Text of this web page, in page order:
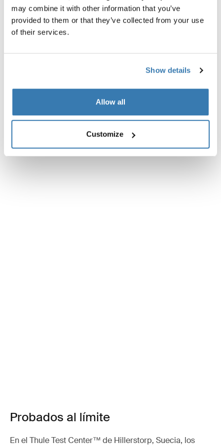
may combine it with other information that you’ve
provided to them or that they’ve collected from your use
of their services.
Show details
Allow all
Customize
Toggle techspec
Especificaciones técnicas
Toggle guides and instructions
Instrucciones
Probados al límite
En el Thule Test Center™ de Hillerstorp, Suecia, los